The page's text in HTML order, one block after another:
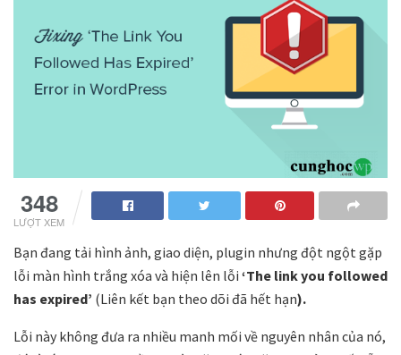
348
LƯỢT XEM
Bạn đang tải hình ảnh, giao diện, plugin nhưng đột ngột gặp
lỗi màn hình trắng xóa và hiện lên lỗi ‘The link you followed
has expired’ (Liên kết bạn theo dõi đã hết hạn).
Lỗi này không đưa ra nhiều manh mối về nguyên nhân của nó,